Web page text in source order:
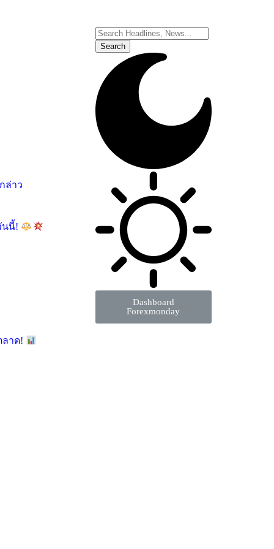
ล่าว
นนี้!
ลาด!
Dashboard
Forexmonday